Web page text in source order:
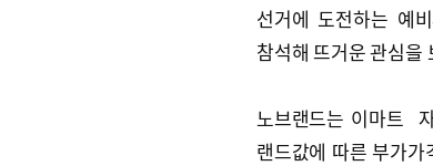
선거에 도전하는 예
참석해 뜨거운 관심을
노브랜드는 이마트
랜드값에 따른 부가